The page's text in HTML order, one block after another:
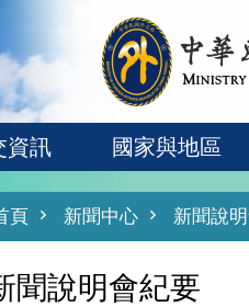
資訊 國家與地區
頁 新聞中心 新聞說
聞說明會紀要